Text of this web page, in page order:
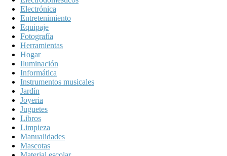
Electrónica
Entretenimiento
Equipaje
Fotografía
Herramientas
Hogar
Iluminación
Informática
Instrumentos musicales
Jardín
Joyeria
Juguetes
Libros
Limpieza
Manualidades
Mascotas